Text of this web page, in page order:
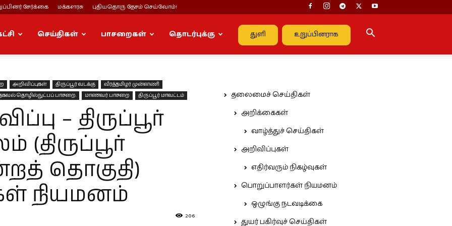
சேர்க்கை மக்களரசு புதியதொரு தேசம் செய்வோம்!
துளி உறுப்பினராக
செய்திகள் பாசறைகள் தொடர்புக்கு
அறிவிப்புகள் திருப்பூர் வடக்கு
வீரத்தமிழர் முன்னணி
தொழில்நுட்பப் பாசறை. மாணவர் பாசறை திருப்பூர் மாவட்டம்
– திருப்பூர்
தொகுதி)
நியமனம்
206
தலைமைச் செய்திகள்
அறிக்கைகள்
வாழ்த்துச் செய்திகள்
அறிவிப்புகள்
எதிர்வரும் நிகழ்வுகள்
பொறுப்பாளர்கள் நியமனம்
ஒழுங்கு நடவடிக்கை
துயர் பகிர்வுச் செய்திகள்